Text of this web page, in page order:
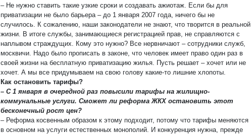
– Не нужно ставить такие узкие сроки и создавать ажиотаж. Если бы для
приватизации не было барьера – до 1 января 2007 года, ничего бы не
случилось. К сожалению, наши законодатели не знают, что творится в реальной
жизни. В итоге службы, занимающиеся регистрацией прав, не справляются с
наплывом страждущих. Кому это нужно? Все нервничают – сотрудники служб,
москвичи. Надо было прописать в законе, что человек имеет право один раз в
своей жизни на бесплатную приватизацию жилья. Пусть решает – хочет или не
хочет. А мы все придумываем на свою голову какие-то лишние хлопоты.
Как остановить тарифы?
– С 1 января в очередной раз повысили тарифы на жилищно-
коммунальные услуги. Сможет ли реформа ЖКХ остановить этот
бесконечный рост цен?
– Реформа косвенным образом к этому подходит, потому что тарифы меняются
в основном на услуги естественных монополий. И конкуренция нужна, прежде